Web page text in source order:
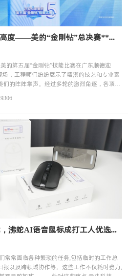
服务实力再上新高度——美的“金刚钻”总决赛**收官
第五届“金刚钻”技能比赛在广东顺德迎
场，工程师们纷纷展示了精湛的技艺和专业素
们的阵阵掌声。经过多轮的激烈角逐，各项目
9306
云决科技AI赋能，沸蛇AI语音鼠标成打工人优选配置
常面临各种繁琐的任务,包括临时的工作总
报以及跨领域协作等。这些工作不仅耗时费力,